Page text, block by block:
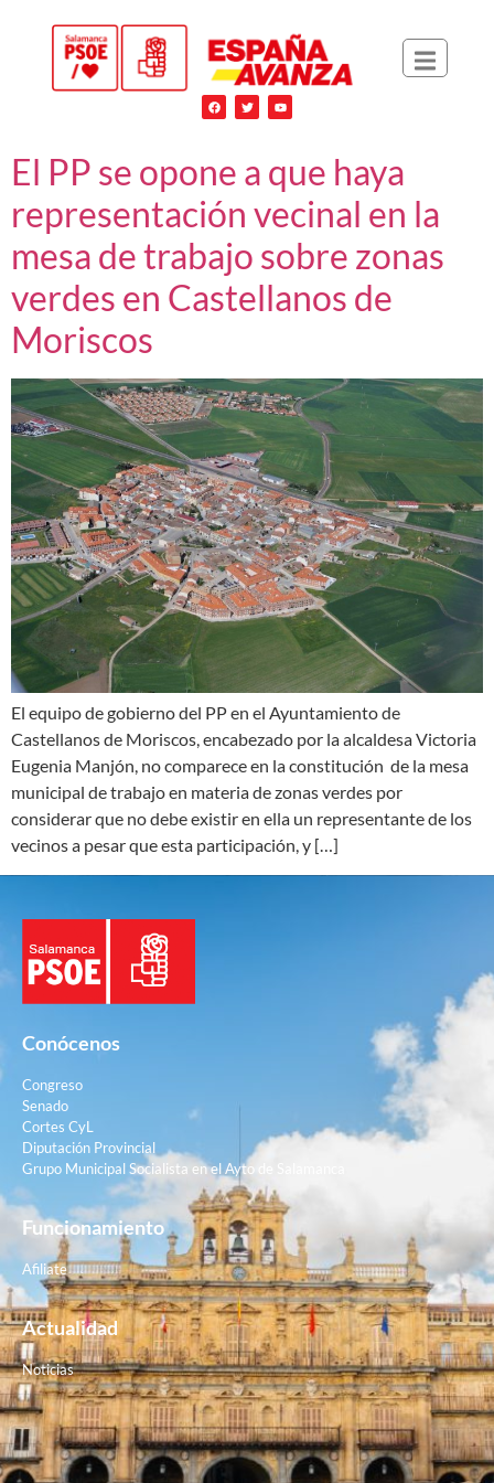
El PP se opone a que haya
representación vecinal en la
mesa de trabajo sobre zonas
verdes en Castellanos de
Moriscos
El equipo de gobierno del PP en el Ayuntamiento de
Castellanos de Moriscos, encabezado por la alcaldesa Victoria
Eugenia Manjón, no comparece en la constitución de la mesa
municipal de trabajo en materia de zonas verdes por
considerar que no debe existir en ella un representante de los
vecinos a pesar que esta participación, y […]
Conócenos
Congreso
Senado
Cortes CyL
Diputación Provincial
Grupo Municipal Socialista en el Ayto de Salamanca
Funcionamiento
Afiliate
Actualidad
Noticias